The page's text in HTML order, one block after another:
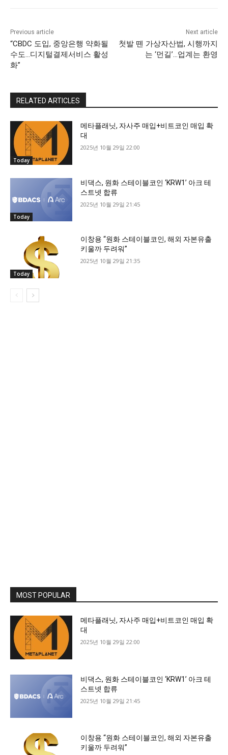
Previous article
“CBDC 도입, 중앙은행 약화될
수도…디지털결제서비스 활성
화”
Next article
첫발 뗀 가상자산법, 시행까지
는 ‘먼길’…업계는 환영
RELATED ARTICLES
Today
메타플래닛, 자사주 매입+비트코인 매입 확
대
2025년 10월 29일 22:00
Today
비댁스, 원화 스테이블코인 ‘KRW1’ 아크 테
스트넷 합류
2025년 10월 29일 21:45
Today
이창용 “원화 스테이블코인, 해외 자본유출
키울까 두려워”
2025년 10월 29일 21:35
MOST POPULAR
메타플래닛, 자사주 매입+비트코인 매입 확
대
2025년 10월 29일 22:00
비댁스, 원화 스테이블코인 ‘KRW1’ 아크 테
스트넷 합류
2025년 10월 29일 21:45
이창용 “원화 스테이블코인, 해외 자본유출
키울까 두려워”